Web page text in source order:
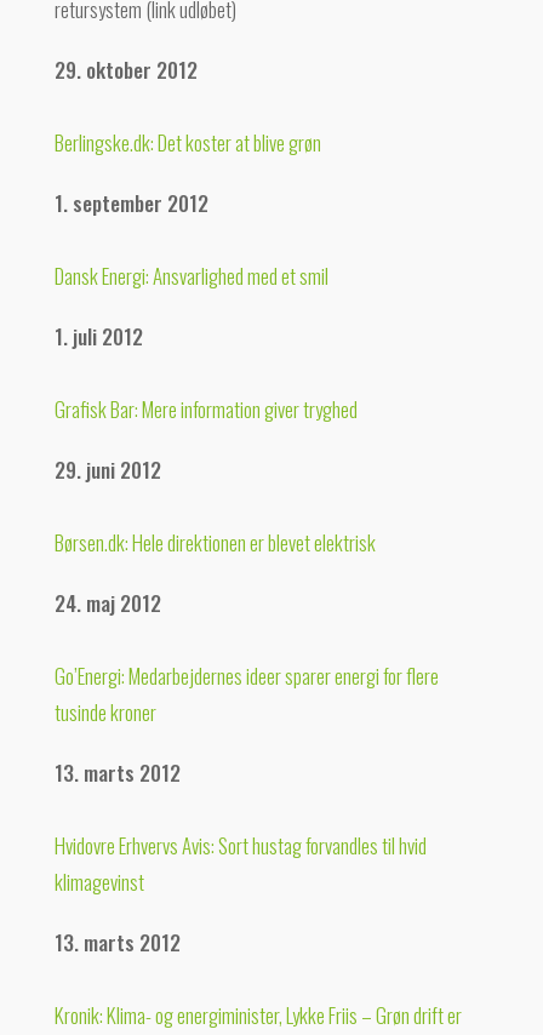
retursystem (link udløbet)
29. oktober 2012
Berlingske.dk: Det koster at blive grøn
1. september 2012
Dansk Energi: Ansvarlighed med et smil
1. juli 2012
Grafisk Bar: Mere information giver tryghed
29. juni 2012
Børsen.dk: Hele direktionen er blevet elektrisk
24. maj 2012
Go’Energi: Medarbejdernes ideer sparer energi for flere
tusinde kroner
13. marts 2012
Hvidovre Erhvervs Avis: Sort hustag forvandles til hvid
klimagevinst
13. marts 2012
Kronik: Klima- og energiminister, Lykke Friis – Grøn drift er